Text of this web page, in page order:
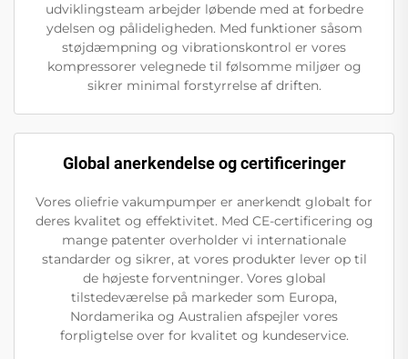
udviklingsteam arbejder løbende med at forbedre
ydelsen og pålideligheden. Med funktioner såsom
støjdæmpning og vibrationskontrol er vores
kompressorer velegnede til følsomme miljøer og
sikrer minimal forstyrrelse af driften.
Global anerkendelse og certificeringer
Vores oliefrie vakumpumper er anerkendt globalt for
deres kvalitet og effektivitet. Med CE-certificering og
mange patenter overholder vi internationale
standarder og sikrer, at vores produkter lever op til
de højeste forventninger. Vores global
tilstedeværelse på markeder som Europa,
Nordamerika og Australien afspejler vores
forpligtelse over for kvalitet og kundeservice.